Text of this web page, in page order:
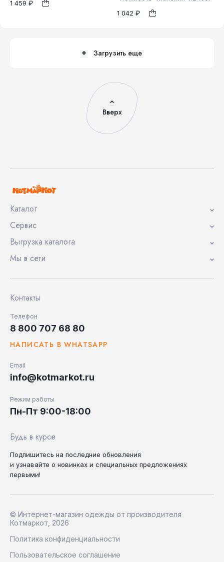
1 459 ₽
44
1 042 ₽
1
Загрузить еще
Вверх
Каталог
Сервис
Выгрузка каталога
Мы в сети
Контакты
Телефон
8 800 707 68 80
НАПИСАТЬ В WHATSAPP
Email
info@kotmarkot.ru
Режим работы
Пн-Пт 9:00-18:00
Будь в курсе
Подпишитесь на последние обновления
и узнавайте о новинках и специальных предложениях
первыми!
© Интернет-магазин одежды от производителя
Котмаркот, 2026
Политика конфиденциальности
Пользовательское соглашение